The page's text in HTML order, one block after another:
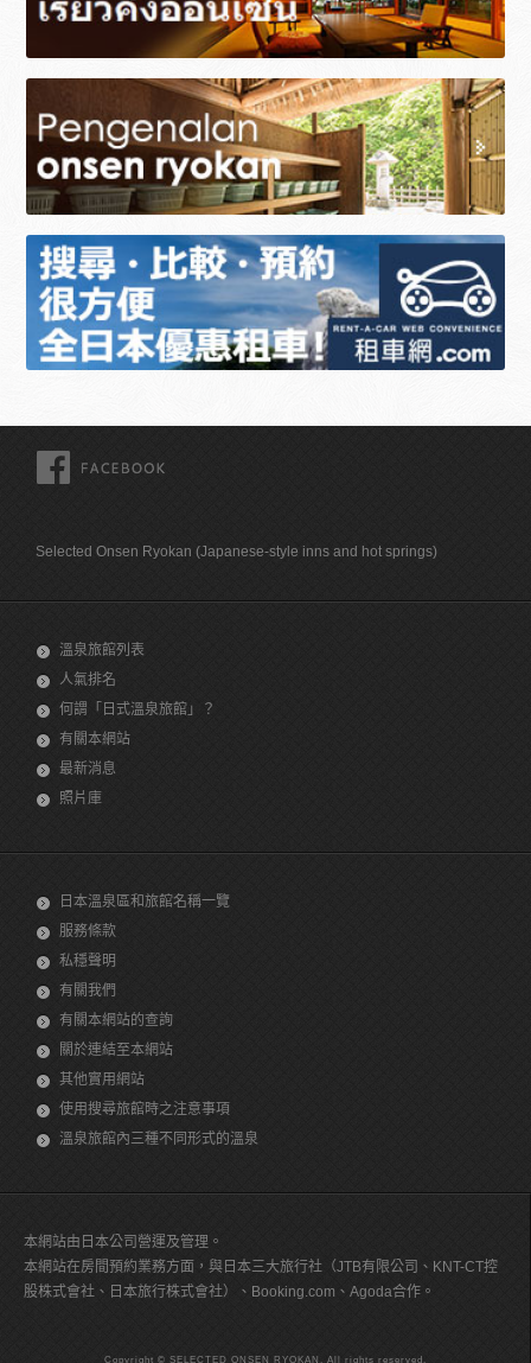
Selected Onsen Ryokan (Japanese-style inns and hot springs)
溫泉旅館列表
人氣排名
何謂「日式溫泉旅館」？
有關本網站
最新消息
照片庫
日本溫泉區和旅館名稱一覽
服務條款
私穩聲明
有關我們
有關本網站的查詢
關於連結至本網站
其他實用網站
使用搜尋旅館時之注意事項
溫泉旅館內三種不同形式的溫泉
本網站由日本公司營運及管理。
本網站在房間預約業務方面，與日本三大旅行社（JTB有限公司、KNT-CT控
股株式會社、日本旅行株式會社）、Booking.com、Agoda合作。
Copyright © SELECTED ONSEN RYOKAN, All rights reserved.